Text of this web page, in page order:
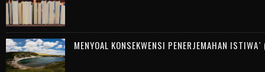
MENYOAL KONSEKWENSI PENERJEMAHAN